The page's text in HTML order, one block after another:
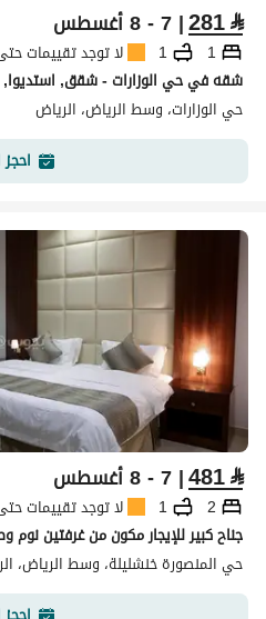
⃁
281| 7 - 8 أغسطس
1
1
لا توجد تقييمات
شقه في حي الوزارات - شقق,
حي الوزارات، وسط الرياض، الرياض
احجز
⃁
481| 7 - 8 أغسطس
2
1
لا توجد تقييمات
جناح كبير للإيجار مكون من غرفتين نوم
حي المنصورة خنشليلة، وسط الرياض،